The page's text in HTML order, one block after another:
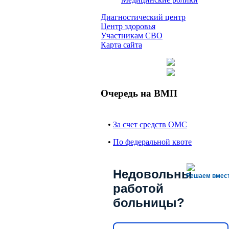
Диагностический центр
Центр здоровья
Участникам СВО
Карта сайта
Очередь на ВМП
• За счет средств ОМС
• По федеральной квоте
Решаем
Недовольны
работой
больницы?